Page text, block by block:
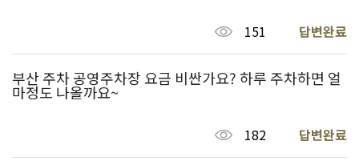
151 답변완료
부산 주차 공영주차장 요금 비싼가요? 하루 주차하면 얼
마정도 나올까요~
182 답변완료